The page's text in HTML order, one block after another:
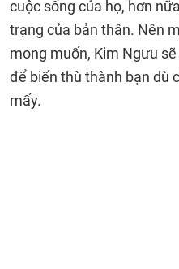
cuộc sống của họ, hơn
trạng của bản thân. Nên
mong muốn, Kim Ngưu
để biến thù thành bạn dù
mấy.